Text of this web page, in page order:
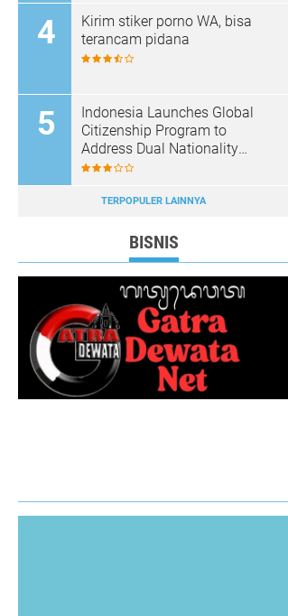
Kirim stiker porno WA, bisa
terancam pidana
Indonesia Launches Global
Citizenship Program to
Address Dual Nationality
Issues
TERPOPULER LAINNYA
BISNIS